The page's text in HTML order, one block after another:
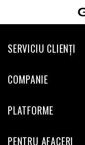
SERVICIU CLIENŢI
COMPANIE
PLATFORME
PENTRU AFACERI